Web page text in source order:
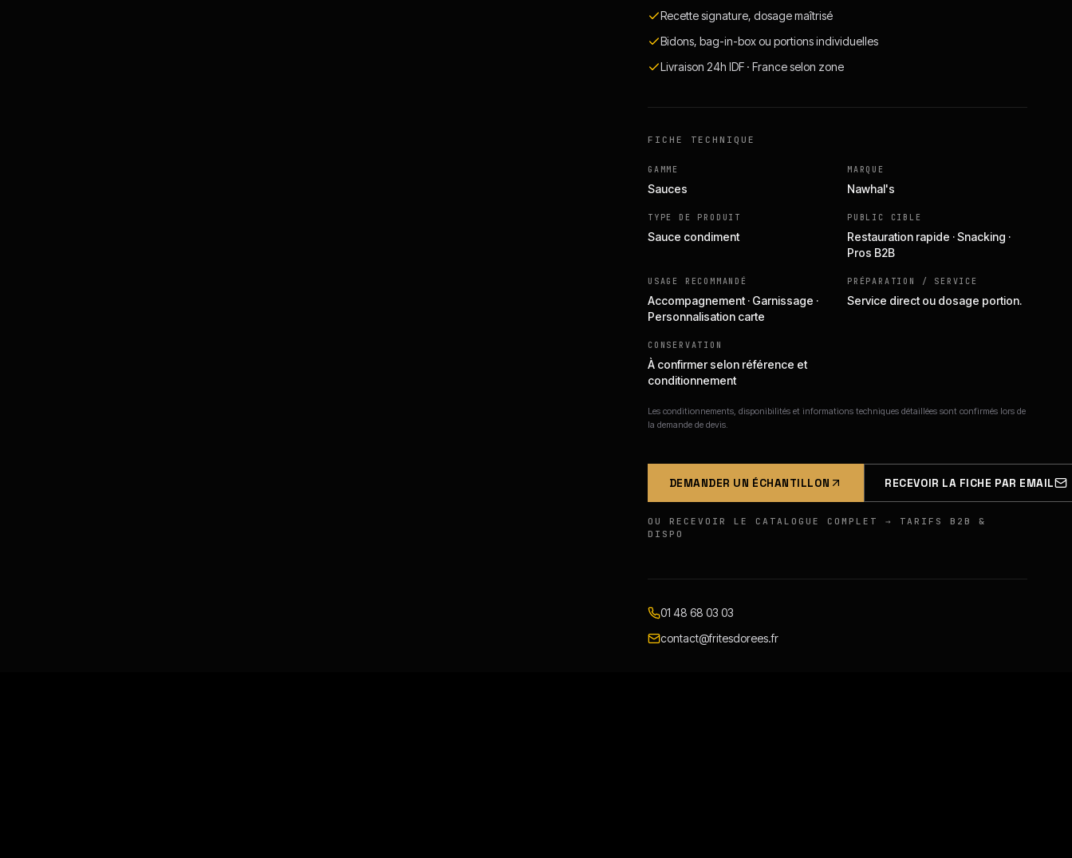
Recette signature, dosage maîtrisé
Bidons, bag-in-box ou portions individuelles
Livraison 24h IDF · France selon zone
FICHE TECHNIQUE
GAMME
Sauces
MARQUE
Nawhal's
TYPE DE PRODUIT
Sauce condiment
PUBLIC CIBLE
Restauration rapide · Snacking ·
Pros B2B
USAGE RECOMMANDÉ
Accompagnement · Garnissage ·
Personnalisation carte
PRÉPARATION / SERVICE
Service direct ou dosage portion.
CONSERVATION
À confirmer selon référence et
conditionnement
Les conditionnements, disponibilités et informations techniques détaillées sont confirmés lors de
la demande de devis.
DEMANDER UN ÉCHANTILLON RECEVOIR LA FICHE PAR EMAIL
OU RECEVOIR LE CATALOGUE COMPLET → TARIFS B2B &
DISPO
01 48 68 03 03
contact@fritesdorees.fr